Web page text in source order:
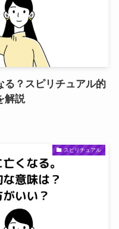
る？スピリチュアル的
解説
スピリチュアル